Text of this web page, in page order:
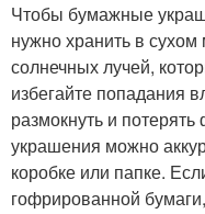
Чтобы бумажные
нужно хранить в
солнечных лучей,
избегайте попадания
размокнуть и
украшения можно
коробке или папке.
гофрированной